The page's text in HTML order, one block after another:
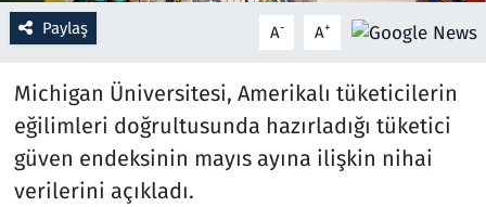
Paylaş A- A+
Michigan Üniversitesi, Amerikalı tüketicilerin
eğilimleri doğrultusunda hazırladığı tüketici
güven endeksinin mayıs ayına ilişkin nihai
verilerini açıkladı.
Savunma Sanayi
Spor
Teknoloji ve Bilim